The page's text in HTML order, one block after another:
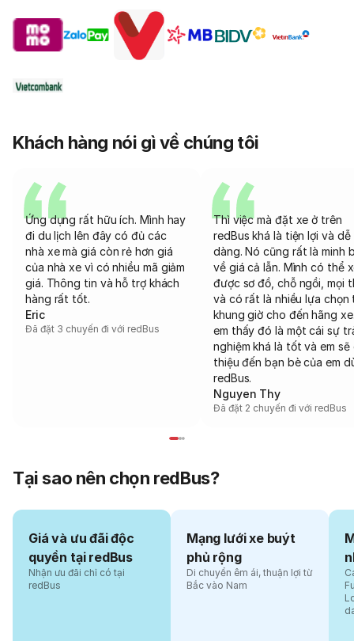
Khách hàng nói gì về chúng tôi
Ứng dụng rất hữu ích. Mình hay
đi du lịch lên đây có đủ các
nhà xe mà giá còn rẻ hơn giá
của nhà xe vì có nhiều mã giảm
giá. Thông tin và hỗ trợ khách
hàng rất tốt.
Eric
Đã đặt 3 chuyến đi với redBus
Thì việc mà đặt xe ở trên
redBus khá là tiện lợi và dễ
dàng. Nó cũng rất là minh
về giá cả lẫn. Mình có thể
được sơ đồ, chỗ ngồi, mọi
và có rất là nhiều lựa chọn
khung giờ cho đến hãng
em thấy đó là một cái sự
nghiệm khá là tốt và em sẽ
thiệu đến bạn bè của em
redBus.
Nguyen Thy
Đã đặt 2 chuyến đi với redBus
Tại sao nên chọn redBus?
Giá và ưu đãi độc
quyền tại redBus
Nhận ưu đãi chỉ có tại
redBus
Mạng lưới xe buýt
phủ rộng
Di chuyển êm ái, thuận lợi từ
Bắc vào Nam